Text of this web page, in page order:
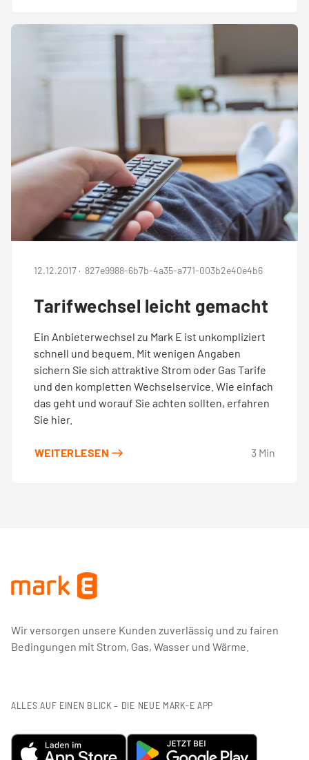
12.12.2017 · 827e9988-6b7b-4a35-a771-003b2e40e4b6
Tarifwechsel leicht gemacht
Ein Anbieterwechsel zu Mark E ist unkompliziert
schnell und bequem. Mit wenigen Angaben
sichern Sie sich attraktive Strom oder Gas Tarife
und den kompletten Wechselservice. Wie einfach
das geht und worauf Sie achten sollten, erfahren
Sie hier.
WEITERLESEN 3 Min
Wir versorgen unsere Kunden zuverlässig und zu fairen
Bedingungen mit Strom, Gas, Wasser und Wärme.
ALLES AUF EINEN BLICK – DIE NEUE MARK-E APP